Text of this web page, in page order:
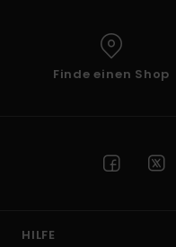
Finde einen Shop
HILFE